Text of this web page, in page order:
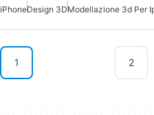
iPhoneDesign 3DModellazione 3d Per
1 2